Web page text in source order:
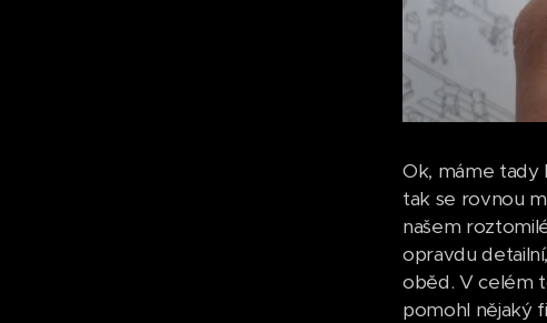
Ok, máme tady
tak se rovnou
našem
opravdu
oběd. V celém
pomohl nějaký